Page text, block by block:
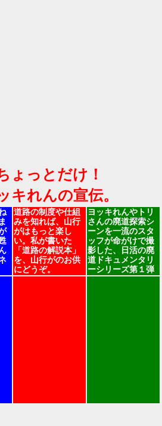
ょっとだけ！
キれんの宣伝。
道路の制度や仕組
みを知れば、山行
がはもっと楽し
い。私が書いた
「道路の解説本」
を、山行がのお供
にどうぞ。
ヨッキれんやトリ
さんの廃道探索シ
ーンを一流のスタ
ッフが命がけで撮
影した、日活の廃
道ドキュメンタリ
ーシリーズ第１弾